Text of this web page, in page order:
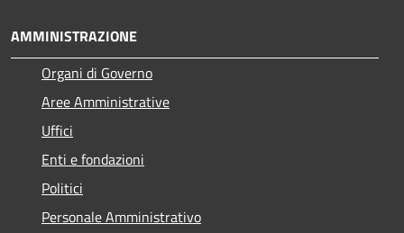
AMMINISTRAZIONE
Organi di Governo
Aree Amministrative
Uffici
Enti e fondazioni
Politici
Personale Amministrativo